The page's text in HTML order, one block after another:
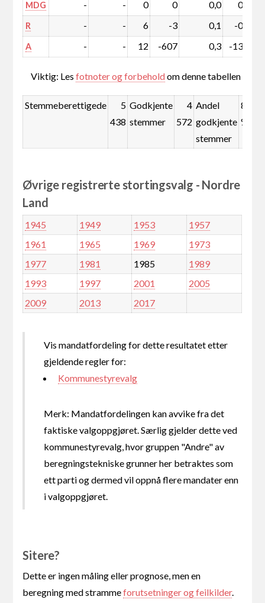
MDG - - 0 0 0,0 0,0
R - - 6 -3 0,1 -0,1
A - - 12 -607 0,3 -13,4
Viktig: Lesfotnoter og forbeholdom denne tabellen
Stemmeberettigede
5
438
Godkjente
stemmer
4
572
Andel
godkjente
stemmer
84,1
%
Øvrige registrerte stortingsvalg - Nordre
Land
1945 1949 1953
1957
1961
1965 1969
1973
1977
1981 1985
1989
1993
1997 2001
2005
2009
2013 2017
Vis mandatfordeling for dette resultatet etter
gjeldende regler for:
Kommunestyrevalg
Merk: Mandatfordelingen kan avvike fra det
faktiske valgoppgjøret. Særlig gjelder dette ved
kommunestyrevalg, hvor gruppen "Andre" av
beregningstekniske grunner her betraktes som
ett parti og dermed vil oppnå flere mandater enn
i valgoppgjøret.
Sitere?
Dette er ingen måling eller prognose, men en
beregning med strammeforutsetninger og feilkilder.